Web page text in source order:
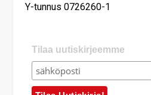
Y-tunnus 0726260-1
Tilaa uutiskirjeemme